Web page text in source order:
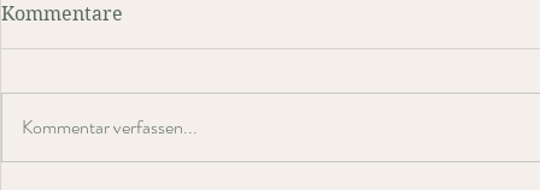
Kommentare
Kommentar verfassen...